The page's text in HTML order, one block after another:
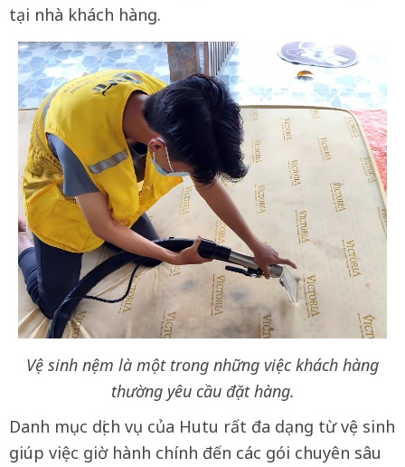
tại nhà khách hàng.
Vệ sinh nệm là một trong những việc khách hàng
thường yêu cầu đặt hàng.
Danh mục dịch vụ của Hutu rất đa dạng từ vệ sinh
giúp việc giờ hành chính đến các gói chuyên sâu